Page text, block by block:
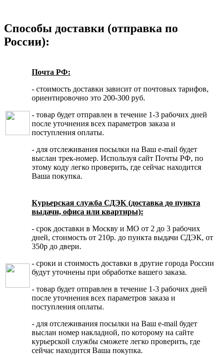
Способы доставки (отправка по
России):
Почта РФ:
- стоимость доставки зависит от почтовых тарифов,
ориентировочно это 200-300 руб.
- товар будет отправлен в течение 1-3 рабочих дней
после уточнения всех параметров заказа и
поступления оплаты.
- для отслеживания посылки на Ваш e-mail будет
выслан трек-номер. Используя сайт Почты РФ, по
этому коду легко проверить, где сейчас находится
Ваша покупка.
Курьерская служба СДЭК (доставка до пункта
выдачи, офиса или квартиры):
- срок доставки в Москву и МО от 2 до 3 рабочих
дней, стоимость от 210р. до пункта выдачи СДЭК, от
350р до двери.
- сроки и стоимость доставки в другие города России
будут уточнены при обработке вашего заказа.
- товар будет отправлен в течение 1-3 рабочих дней
после уточнения всех параметров заказа и
поступления оплаты.
- для отслеживания посылки на Ваш e-mail будет
выслан номер накладной, по которому на сайте
курьерской службы сможете легко проверить, где
сейчас находится Ваша покупка.